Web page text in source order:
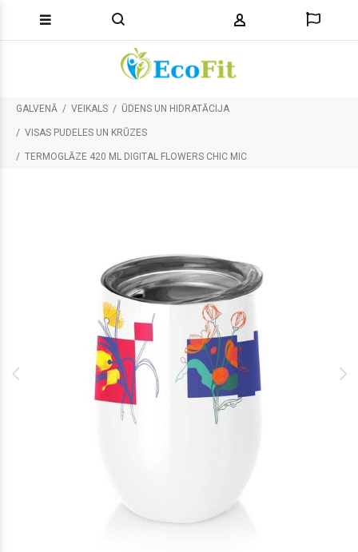
GALVENĀ VEIKALS ŪDENS UN HIDRATĀCIJA
VISAS PUDELES UN KRŪZES
TERMOGLĀZE 420 ML DIGITAL FLOWERS CHIC MIC